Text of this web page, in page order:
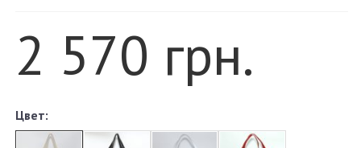
2 570 грн.
Цвет: